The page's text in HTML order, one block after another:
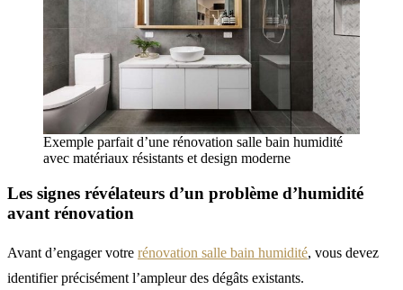
Exemple parfait d’une rénovation salle bain humidité
avec matériaux résistants et design moderne
Les signes révélateurs d’un problème d’humidité
avant rénovation
Avant d’engager votre rénovation salle bain humidité, vous devez
identifier précisément l’ampleur des dégâts existants.